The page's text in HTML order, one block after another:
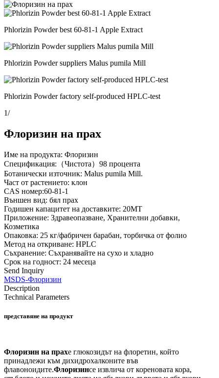
Phlorizin Powder best 60-81-1 Apple Extract
Phlorizin Powder suppliers Malus pumila Mill
Phlorizin Powder factory self-produced HPLC-test
1/
Флоризин на прах
Име на продукта: Флоризин
Спецификация:（Чистота）98 процента
Ботанически източник: Malus pumila Mill.
Част от растението: клон
CAS номер:60-81-1
Външен вид: бял прах
Годишен капацитет на доставките: 20MT
Приложение: Здравеопазване, Хранителни добавки,
Козметика
Опаковка: 25 кг/фабричен барабан, торбичка от фолио
Метод на откриване: HPLC
Съхранение: Съхранявайте на сухо и хладно
Срок на годност: 24 месеца
Send Inquiry
MSDS-Флоризин
Description
Technical Parameters
представяне на продукт
Флоризин на прахе глюкозидът на флоретин, който
принадлежи към дихидрохалконите във
флавоноидите.Флоризинсе извлича от кореновата кора,